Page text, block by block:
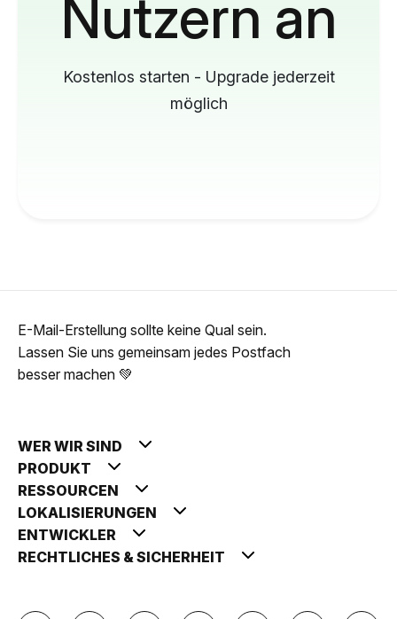
Nutzern an
Kostenlos starten - Upgrade jederzeit
möglich
E-Mail-Erstellung sollte keine Qual sein.
Lassen Sie uns gemeinsam jedes Postfach
besser machen 💚
WER WIR SIND
PRODUKT
RESSOURCEN
LOKALISIERUNGEN
ENTWICKLER
RECHTLICHES & SICHERHEIT